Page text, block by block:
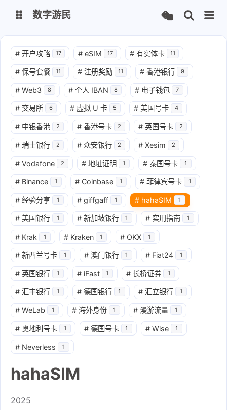
数字游民
导航
数字游民
# 开户攻略 17 # eSIM 17 # 有实体卡 11
# 保号套餐 11 # 注册奖励 11 # 香港银行 9
# Web3 8 # 个人 IBAN 8 # 电子钱包 7
# 交易所 6 # 虚拟 U 卡 5 # 美国号卡 4
# 中银香港 2 # 香港号卡 2 # 英国号卡 2
# 瑞士银行 2 # 众安银行 2 # Xesim 2
# Vodafone 2 # 地址证明 1 # 泰国号卡 1
# Binance 1 # Coinbase 1 # 菲律宾号卡 1
# 经验分享 1 # giffgaff 1 # hahaSIM 1
# 美国银行 1 # 新加坡银行 1 # 实用指南 1
# Krak 1 # Kraken 1 # OKX 1
# 新西兰号卡 1 # 澳门银行 1 # Fiat24 1
# 英国银行 1 # iFast 1 # 长桥证券 1
# 汇丰银行 1 # 德国银行 1 # 汇立银行 1
# WeLab 1 # 海外身份 1 # 漫游流量 1
# 奥地利号卡 1 # 德国号卡 1 # Wise 1
# Neverless 1
hahaSIM
2025